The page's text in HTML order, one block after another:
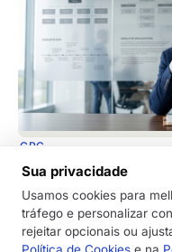
GRC
Você está deixando
você? Por que isso é
para a liderança
Delegar o pensamento
Sua privacidade
Usamos cookies para
tráfego e personalizar
rejeitar opcionais ou